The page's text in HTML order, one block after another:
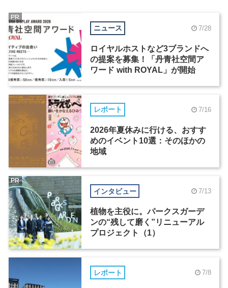
ニュース 7/28
ロイヤルホストなど3ブランドへ
の提案を募集！「丹青社空間ア
ワード with ROYAL」が開始
PR
レポート 7/16
2026年夏休みに行ける、おすす
めのイベント10選：そのほかの
地域
インタビュー 7/13
植物を主役に。パークスガーデ
ンの“残して磨く”リニューアル
プロジェクト（1）
PR
レポート 7/8